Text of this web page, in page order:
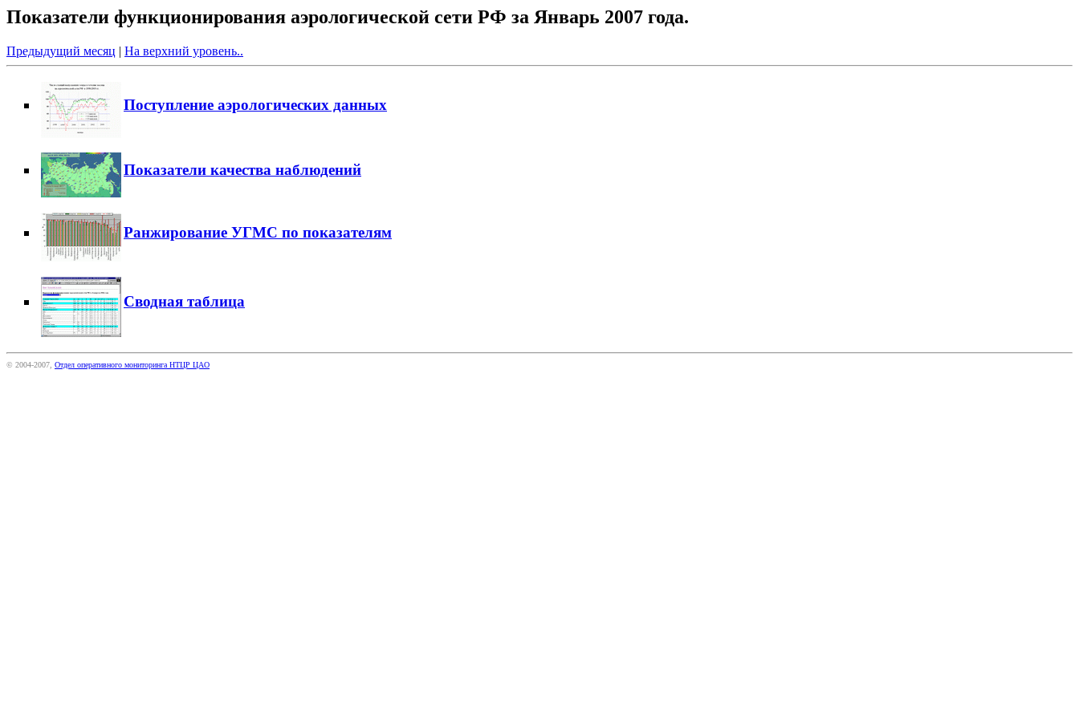
Показатели функционирования аэрологической сети РФ за Январь 2007 года.
Предыдущий месяц | На верхний уровень..
Поступление аэрологических данных
Показатели качества наблюдений
Ранжирование УГМС по показателям
Сводная таблица
© 2004-2007, Отдел оперативного мониторинга НТЦР ЦАО